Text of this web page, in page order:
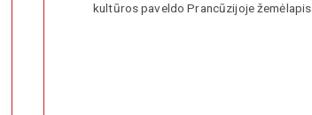
kultūros paveldo Prancūzijoje žemėlapis.